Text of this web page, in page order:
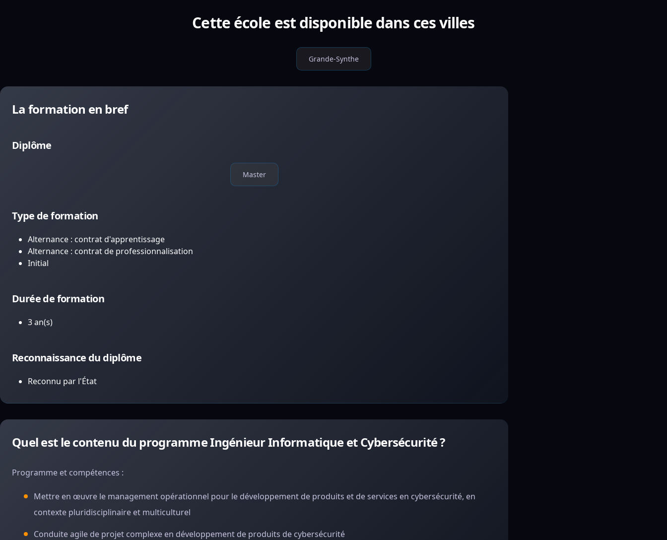
Cette école est disponible dans ces villes
Grande-Synthe
La formation en bref
Diplôme
Master
Type de formation
Alternance : contrat d'apprentissage
Alternance : contrat de professionnalisation
Initial
Durée de formation
3 an(s)
Reconnaissance du diplôme
Reconnu par l'État
Quel est le contenu du programme Ingénieur Informatique et Cybersécurité ?
Programme et compétences :
Mettre en œuvre le management opérationnel pour le développement de produits et de services en cybersécurité, en
contexte pluridisciplinaire et multiculturel
Conduite agile de projet complexe en développement de produits de cybersécurité